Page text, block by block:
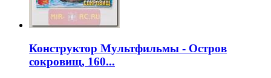
Конструктор Мультфильмы - Остров
сокровищ, 160...